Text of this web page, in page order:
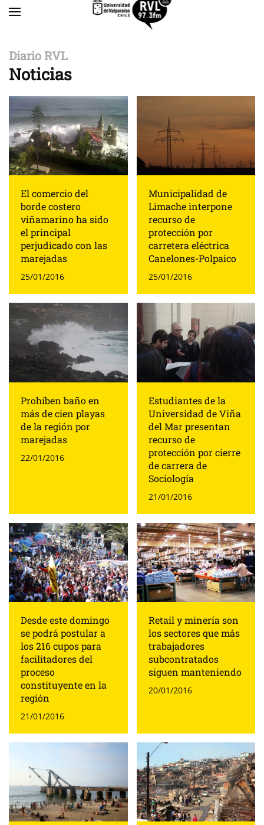
Diario RVL
Noticias
El comercio del
borde costero
viñamarino ha sido
el principal
perjudicado con las
marejadas
25/01/2016
Municipalidad de
Limache interpone
recurso de
protección por
carretera eléctrica
Canelones-Polpaico
25/01/2016
Prohíben baño en
más de cien playas
de la región por
marejadas
22/01/2016
Estudiantes de la
Universidad de Viña
del Mar presentan
recurso de
protección por cierre
de carrera de
Sociología
21/01/2016
Desde este domingo
se podrá postular a
los 216 cupos para
facilitadores del
proceso
constituyente en la
región
21/01/2016
Retail y minería son
los sectores que más
trabajadores
subcontratados
siguen manteniendo
20/01/2016